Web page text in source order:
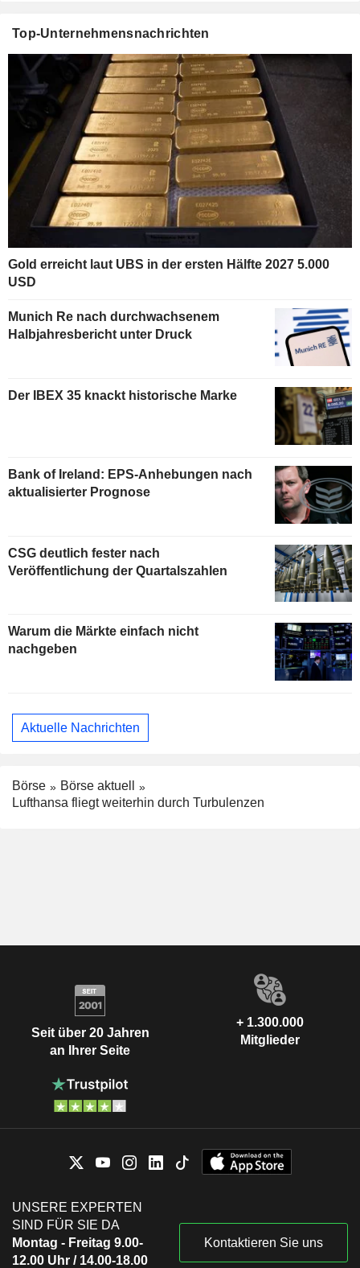
Top-Unternehmensnachrichten
Gold erreicht laut UBS in der ersten Hälfte 2027 5.000
USD
Munich Re nach durchwachsenem
Halbjahresbericht unter Druck
Der IBEX 35 knackt historische Marke
Bank of Ireland: EPS-Anhebungen nach
aktualisierter Prognose
CSG deutlich fester nach
Veröffentlichung der Quartalszahlen
Warum die Märkte einfach nicht
nachgeben
Aktuelle Nachrichten
Börse
Börse aktuell
Lufthansa fliegt weiterhin durch Turbulenzen
Seit über 20 Jahren
an Ihrer Seite
+ 1.300.000
Mitglieder
UNSERE EXPERTEN
SIND FÜR SIE DA
Montag - Freitag 9.00-
12.00 Uhr / 14.00-18.00
Kontaktieren Sie uns